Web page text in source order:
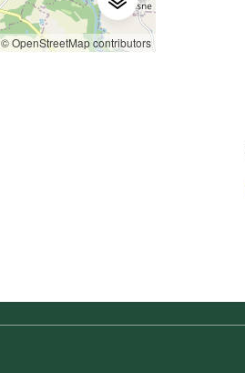
© OpenStreetMap contributors